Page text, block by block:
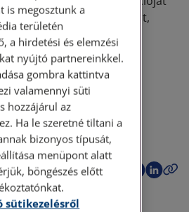
rendkívül gyorsan lezárult,
is megosztunk a
területén
a hirdetési és elemzési
nyújtó partnereinkkel.
gombra kattintva
valamennyi süti
hozzájárul az
Ha le szeretné tiltani a
bizonyos típusát,
menüpont alatt
böngészés előtt
sütikezelésről